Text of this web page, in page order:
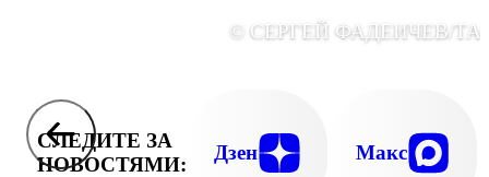
© СЕРГЕЙ ФАДЕИЧЕВ/
СЛЕДИТЕ ЗА
НОВОСТЯМИ:
Дзен Макс